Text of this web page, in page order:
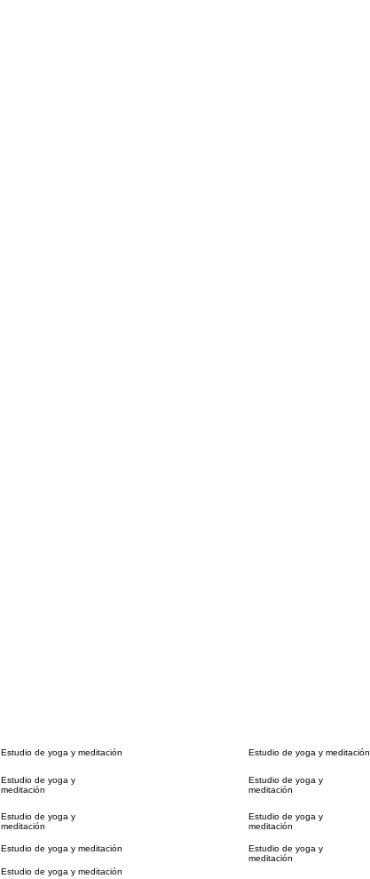
Estudio de yoga y meditación
Estudio de yoga y
meditación
Estudio de yoga y
meditación
Estudio de yoga y meditación
Estudio de yoga y meditación
Estudio de yoga y meditación
Estudio de yoga y
meditación
Estudio de yoga y
meditación
Estudio de yoga y
meditación